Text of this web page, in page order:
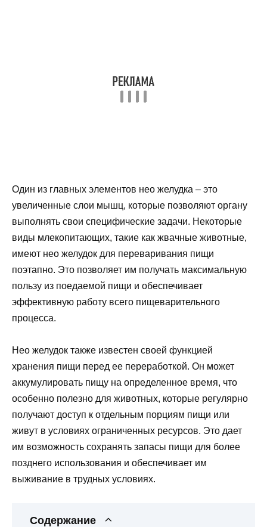
Один из главных элементов нео желудка – это
увеличенные слои мышц, которые позволяют органу
выполнять свои специфические задачи. Некоторые
виды млекопитающих, такие как жвачные животные,
имеют нео желудок для переваривания пищи
поэтапно. Это позволяет им получать максимальную
пользу из поедаемой пищи и обеспечивает
эффективную работу всего пищеварительного
процесса.
Нео желудок также известен своей функцией
хранения пищи перед ее переработкой. Он может
аккумулировать пищу на определенное время, что
особенно полезно для животных, которые регулярно
получают доступ к отдельным порциям пищи или
живут в условиях ограниченных ресурсов. Это дает
им возможность сохранять запасы пищи для более
позднего использования и обеспечивает им
выживание в трудных условиях.
Содержание